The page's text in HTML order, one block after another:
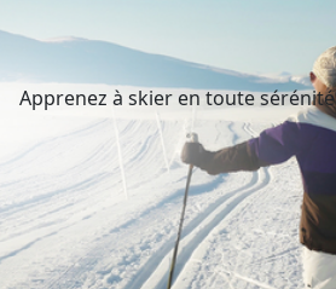
Apprenez à skier en toute sérénité